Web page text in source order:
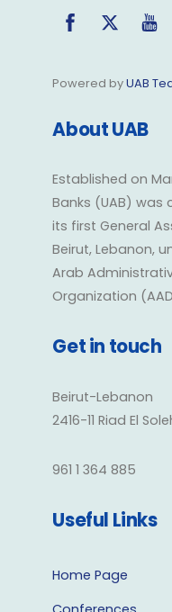
FacebookTwitter
Powered byUAB
About UAB
Established on
Banks (UAB)
its first General
Beirut, Lebanon,
Arab
Organization
Get in touch
Beirut-Lebanon
2416-11 Riad El
961 1 364 885
Useful Links
Home Page